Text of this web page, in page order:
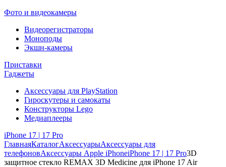
Фото и видеокамеры
Видеорегистраторы
Моноподы
Экшн-камеры
Приставки
Гаджеты
Аксессуары для PlayStation
Гироскутеры и самокаты
Конструкторы Lego
Медиаплееры
iPhone 17 | 17 Pro
ГлавнаяКаталогАксессуарыАксессуары для
телефоновАксессуары Apple iPhoneiPhone 17 | 17 Pro3D
защитное стекло REMAX 3D Medicine для iPhone 17 Air